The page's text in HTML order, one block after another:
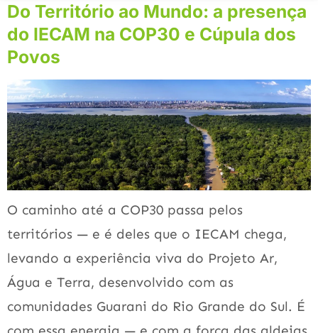
Do Território ao Mundo: a presença
do IECAM na COP30 e Cúpula dos
Povos
O caminho até a COP30 passa pelos
territórios — e é deles que o IECAM chega,
levando a experiência viva do Projeto Ar,
Água e Terra, desenvolvido com as
comunidades Guarani do Rio Grande do Sul. É